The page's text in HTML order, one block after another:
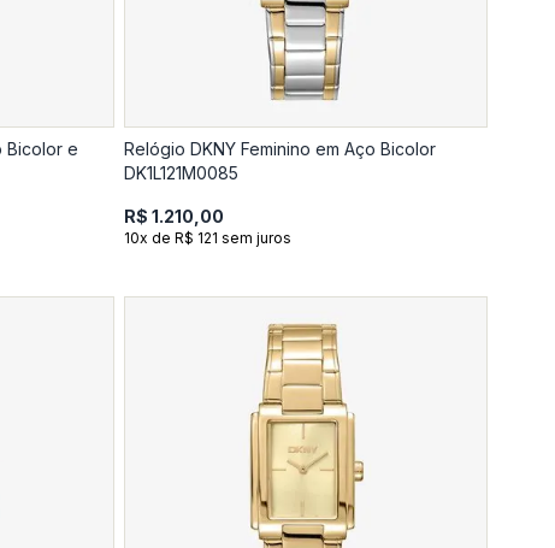
Bicolor e
Relógio DKNY Feminino em Aço Bicolor
DK1L121M0085
R$ 1.210,00
10x de R$ 121 sem juros